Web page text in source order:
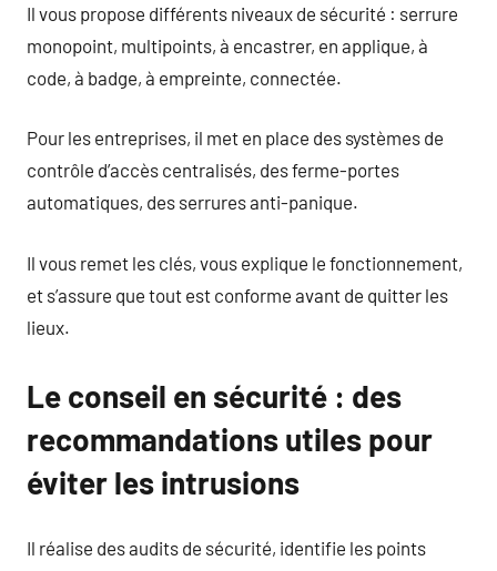
Il vous propose différents niveaux de sécurité : serrure
monopoint, multipoints, à encastrer, en applique, à
code, à badge, à empreinte, connectée.
Pour les entreprises, il met en place des systèmes de
contrôle d’accès centralisés, des ferme-portes
automatiques, des serrures anti-panique.
Il vous remet les clés, vous explique le fonctionnement,
et s’assure que tout est conforme avant de quitter les
lieux.
Le conseil en sécurité : des
recommandations utiles pour
éviter les intrusions
Il réalise des audits de sécurité, identifie les points